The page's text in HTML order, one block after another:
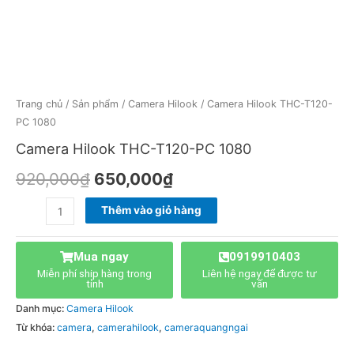
Trang chủ / Sản phẩm / Camera Hilook / Camera Hilook THC-T120-
PC 1080
Camera Hilook THC-T120-PC 1080
920,000₫ 650,000₫
Thêm vào giỏ hàng
Mua ngay
Miễn phí ship hàng trong
tỉnh
0919910403
Liên hệ ngay để được tư
vấn
Danh mục: Camera Hilook
Từ khóa: camera, camerahilook, cameraquangngai